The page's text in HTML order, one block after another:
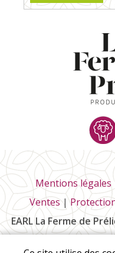
Mentions légales
Ventes |
EARL La Ferme de